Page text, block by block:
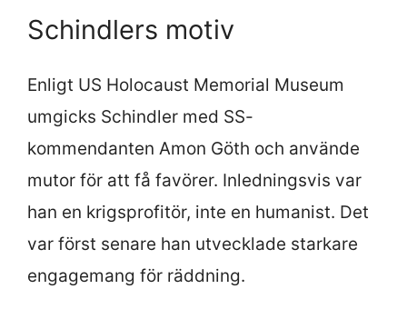
Schindlers motiv
Enligt US Holocaust Memorial Museum
umgicks Schindler med SS-
kommendanten Amon Göth och använde
mutor för att få favörer. Inledningsvis var
han en krigsprofitör, inte en humanist. Det
var först senare han utvecklade starkare
engagemang för räddning.